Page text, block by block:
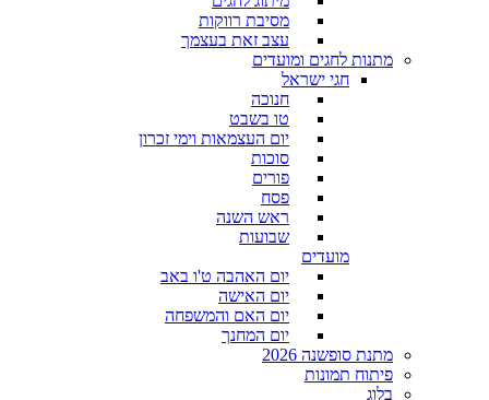
מסיבת רווקות
עצב זאת בעצמך
מתנות לחגים ומועדים
חגי ישראל
חנוכה
טו בשבט
יום העצמאות וימי זכרון
סוכות
פורים
פסח
ראש השנה
שבועות
מועדים
יום האהבה ט'ו באב
יום האישה
יום האם והמשפחה
יום המחנך
מתנת סופשנה 2026
פיתוח תמונות
בלוג